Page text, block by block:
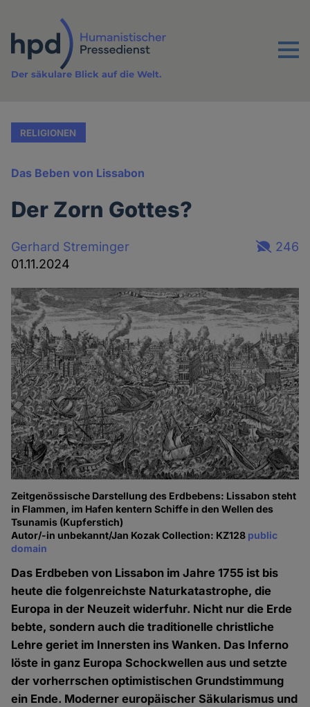
Inhalt
Menu
Der säkulare Blick auf die Welt.
RELIGIONEN
Das Beben von Lissabon
Der Zorn Gottes?
Gerhard Streminger
01.11.2024
246
Zeitgenössische Darstellung des Erdbebens: Lissabon steht
in Flammen, im Hafen kentern Schiffe in den Wellen des
Tsunamis (Kupferstich)
Autor/-in unbekannt/Jan Kozak Collection: KZ128 public
domain
Das Erdbeben von Lissabon im Jahre 1755 ist bis
heute die folgenreichste Naturkatastrophe, die
Europa in der Neuzeit widerfuhr. Nicht nur die Erde
bebte, sondern auch die traditionelle christliche
Lehre geriet im Innersten ins Wanken. Das Inferno
löste in ganz Europa Schockwellen aus und setzte
der vorherrschen optimistischen Grundstimmung
ein Ende. Moderner europäischer Säkularismus und